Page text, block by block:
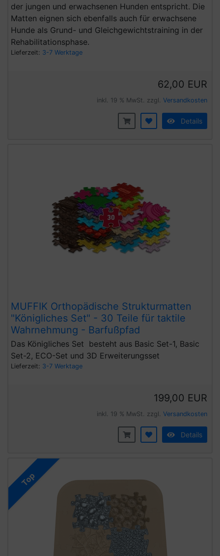
der jungen und erwachsenen Hunden entspricht. Die
Matten eignen sich ebenfalls auch für erwachsene
Hunde als Grund- und Gleichgewichtstraining in der
Rehabilitationsphase.
Lieferzeit: 3-7 Werktage
62,00 EUR
inkl. 19 % MwSt. zzgl. Versandkosten
Details
MUFFIK Orthopädische Strukturmatten
"Königliches Set" - 30 Teile für taktile
Wahrnehmung - Barfußpfad
Das Königliches Set besteht aus Basic Set-1, Basic
Set-2, ECO-Set und 3D Erweiterungsset
Lieferzeit: 3-7 Werktage
199,00 EUR
inkl. 19 % MwSt. zzgl. Versandkosten
Details
Top